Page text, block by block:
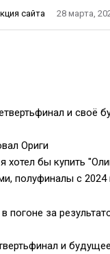
сайта 28 марта,
и своё
Ориги
бы купить
полуфиналы с 2024
погоне за
и будущее